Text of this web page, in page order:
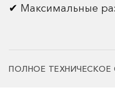
Максимальные
ПОЛНОЕ ТЕХНИЧЕСКОЕ